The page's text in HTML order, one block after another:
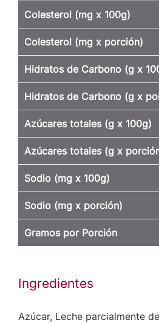
Colesterol (mg x 100g)
Colesterol (mg x porción)
Hidratos de Carbono (g x
Hidratos de Carbono (g x
Azúcares totales (g x 100g)
Azúcares totales (g x
Sodio (mg x 100g)
Sodio (mg x porción)
Gramos por Porción
Ingredientes
Azúcar, Leche parcialmente